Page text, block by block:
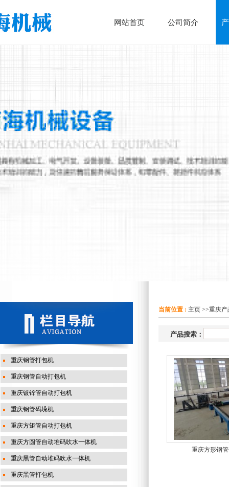
网站首页 公司简介
重庆钢管打包机
重庆钢管自动打包机
重庆镀锌管自动打包机
重庆钢管码垛机
重庆方矩管自动打包机
重庆方圆管自动堆码吹水一体机
重庆黑管自动堆码吹水一体机
重庆黑管打包机
当前位置 : 主页 >>重庆产
产品搜索：
重庆方形钢